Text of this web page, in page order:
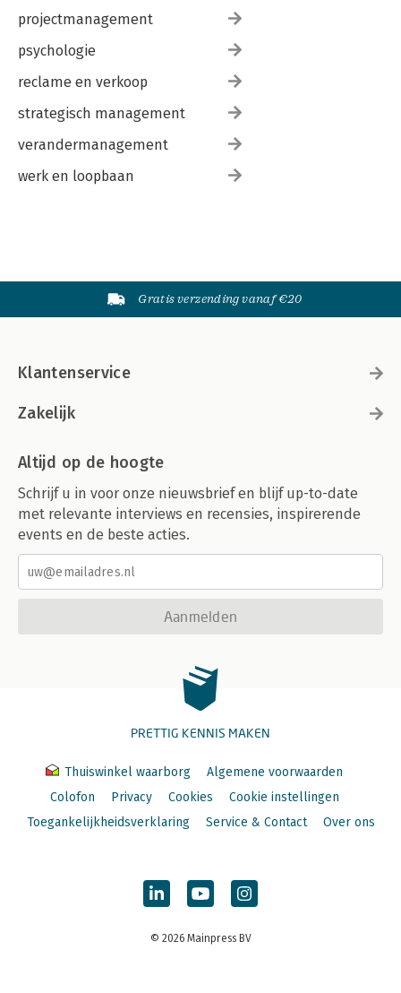
projectmanagement
psychologie
reclame en verkoop
strategisch management
verandermanagement
werk en loopbaan
Gratis verzending vanaf €20
Klantenservice
Zakelijk
Altijd op de hoogte
Schrijf u in voor onze nieuwsbrief en blijf up-to-date
met relevante interviews en recensies, inspirerende
events en de beste acties.
Aanmelden
PRETTIG KENNIS MAKEN
Thuiswinkel waarborg
Algemene voorwaarden
Colofon
Privacy Cookies
Cookie instellingen
Toegankelijkheidsverklaring
Service & Contact Over ons
© 2026 Mainpress BV